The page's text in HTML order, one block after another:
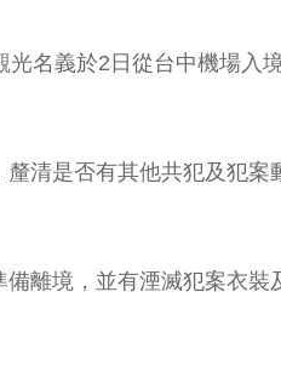
名義於2日從台中機場入
清是否有其他共犯及犯案
離境，並有湮滅犯案衣裝